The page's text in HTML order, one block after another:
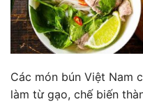
Các món bún Việt Nam
làm từ gạo, chế biến